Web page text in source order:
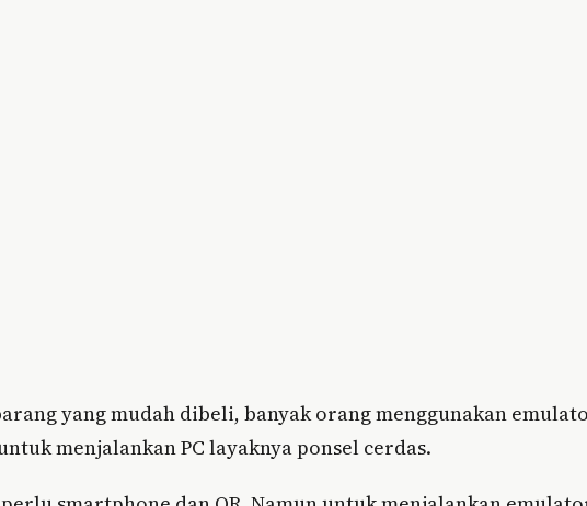
yang mudah dibeli, banyak orang menggunakan
menjalankan PC layaknya ponsel cerdas.